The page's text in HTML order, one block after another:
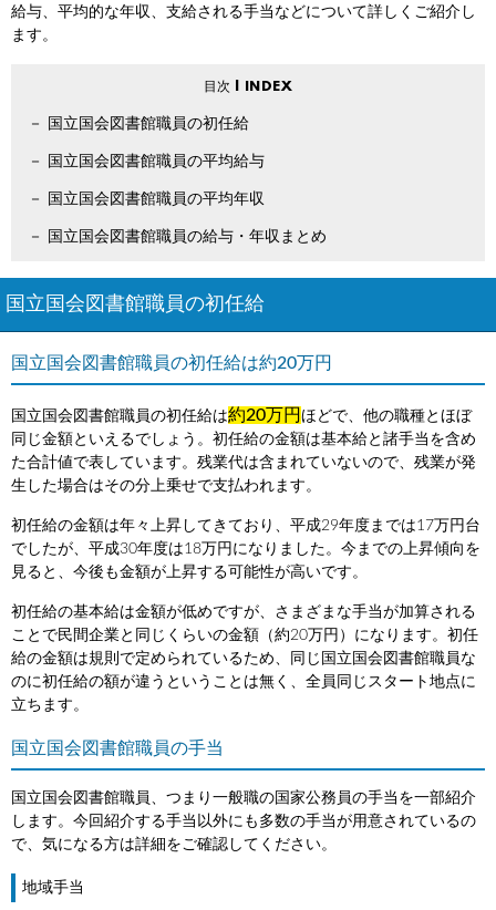
給与、平均的な年収、支給される手当などについて詳しくご紹介し
ます。
国立国会図書館職員の初任給
国立国会図書館職員の平均給与
国立国会図書館職員の平均年収
国立国会図書館職員の給与・年収まとめ
国立国会図書館職員の初任給
国立国会図書館職員の初任給は約20万円
国立国会図書館職員の初任給は約20万円 ほどで、他の職種とほぼ
同じ金額といえるでしょう。初任給の金額は基本給と諸手当を含め
た合計値で表しています。残業代は含まれていないので、残業が発
生した場合はその分上乗せで支払われます。
初任給の金額は年々上昇してきており、平成29年度までは17万円台
でしたが、平成30年度は18万円になりました。今までの上昇傾向を
見ると、今後も金額が上昇する可能性が高いです。
初任給の基本給は金額が低めですが、さまざまな手当が加算される
ことで民間企業と同じくらいの金額（約20万円）になります。初任
給の金額は規則で定められているため、同じ国立国会図書館職員な
のに初任給の額が違うということは無く、全員同じスタート地点に
立ちます。
国立国会図書館職員の手当
国立国会図書館職員、つまり一般職の国家公務員の手当を一部紹介
します。今回紹介する手当以外にも多数の手当が用意されているの
で、気になる方は詳細をご確認してください。
地域手当